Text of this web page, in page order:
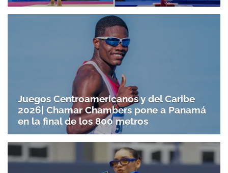
Juegos Centroamericanos y del Caribe
2026| Chamar Chambers pone a Panamá
en la final de los 800 metros